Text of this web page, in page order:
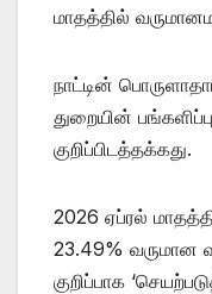
மாதத்தில்
நாட்டின்
துறையின்
குறிப்பிடத்தக்கது.
2026 ஏப்ரல்
23.49%
குறிப்பாக